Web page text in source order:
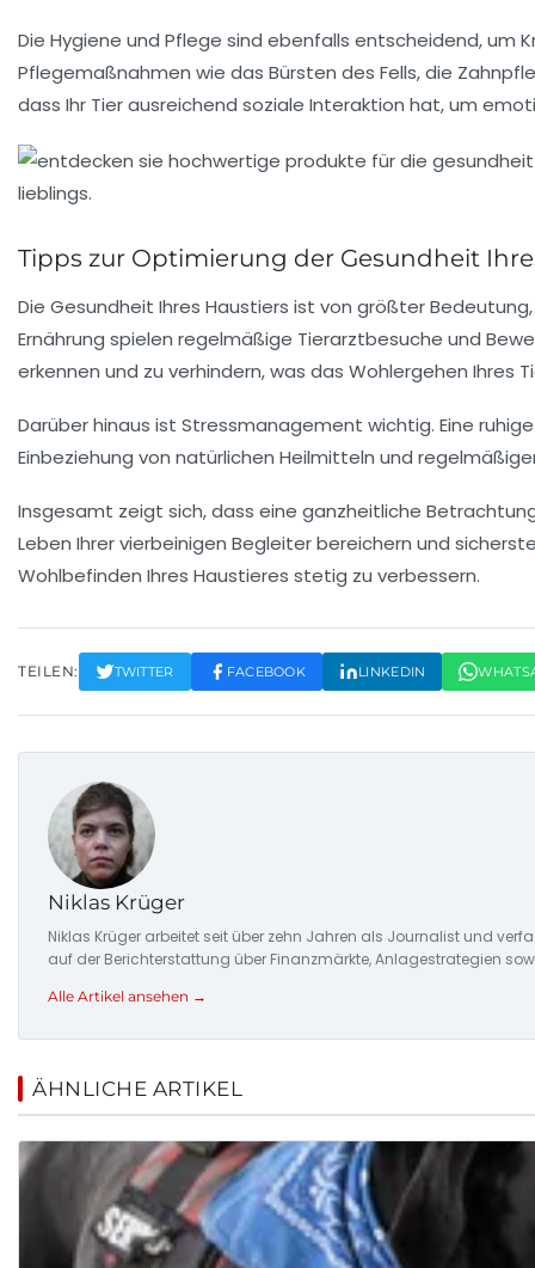
Die Hygiene und Pflege sind ebenfalls entscheidend, um
Pflegemaßnahmen wie das Bürsten des Fells, die
dass Ihr Tier ausreichend soziale Interaktion hat, um
Tipps zur Optimierung der Gesundheit
Die Gesundheit Ihres Haustiers ist von größter
Ernährung spielen regelmäßige Tierarztbesuche und
erkennen und zu verhindern, was das Wohlergehen Ihres
Darüber hinaus ist Stressmanagement wichtig. Eine
Einbeziehung von natürlichen Heilmitteln und
Insgesamt zeigt sich, dass eine ganzheitliche
Leben Ihrer vierbeinigen Begleiter bereichern und
Wohlbefinden Ihres Haustieres stetig zu verbessern.
TEILEN: TWITTER FACEBOOK LINKEDIN
Niklas Krüger
Niklas Krüger arbeitet seit über zehn Jahren als Journalist und
auf der Berichterstattung über Finanzmärkte, Anlagestrategien
Alle Artikel ansehen →
ÄHNLICHE ARTIKEL